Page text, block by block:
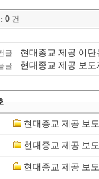
0 건
글 현대종교 제공 이
글 현대종교 제공 보
현대종교 제공 보
현대종교 제공 보
현대종교 제공 보